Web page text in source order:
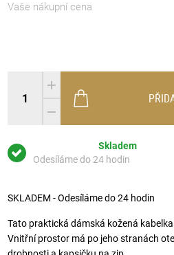
Vaše nákupní cena
Skladem
Odesíláme do 24 hodin
SKLADEM - Odesíláme do 24 hodin
Tato praktická dámská kožená
Vnitřní prostor má po jeho stranách